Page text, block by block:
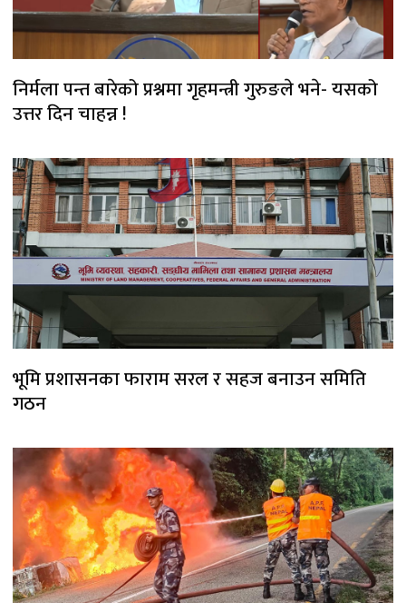
निर्मला पन्त बारेको प्रश्नमा गृहमन्त्री गुरुङले भने- यसको
उत्तर दिन चाहन्न !
भूमि प्रशासनका फाराम सरल र सहज बनाउन समिति
गठन